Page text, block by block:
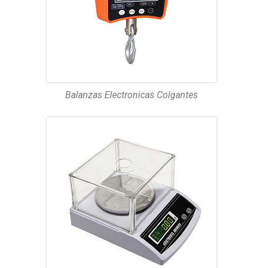
Balanzas Electronicas Colgantes